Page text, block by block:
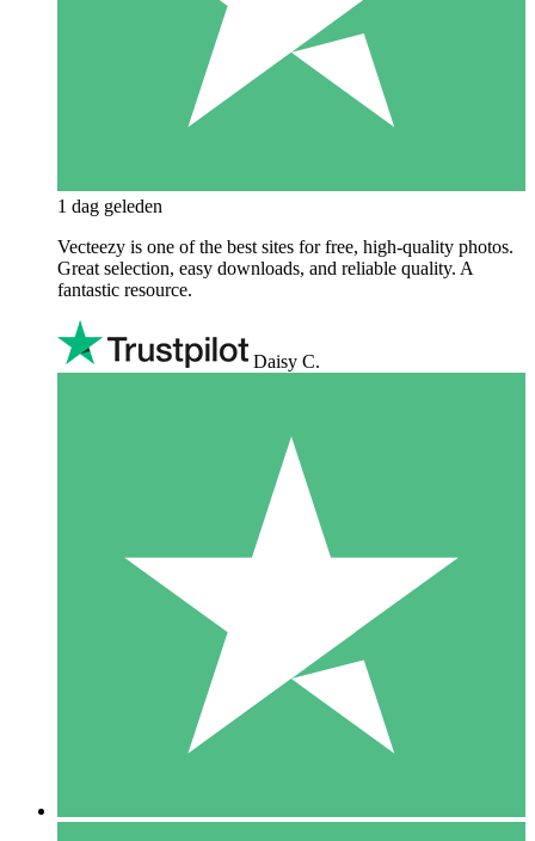
1 dag geleden
Vecteezy is one of the best sites for free, high‑quality photos.
Great selection, easy downloads, and reliable quality. A
fantastic resource.
Daisy C.